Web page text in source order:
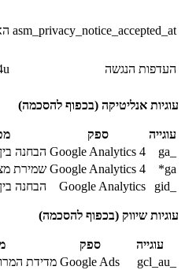
asm_privacy_notice_accepted_at
העדפות הנגשה
עוגיות אנליטיקה (בכפוף להסכמה)
עוגייה ספק
Google Analytics 4 הבחנה
ga*
Google Analytics 4 שמירת
Google Analytics הבחנה
עוגיות שיווק (בכפוף להסכמה)
עוגייה ספק
Google Ads מדידת